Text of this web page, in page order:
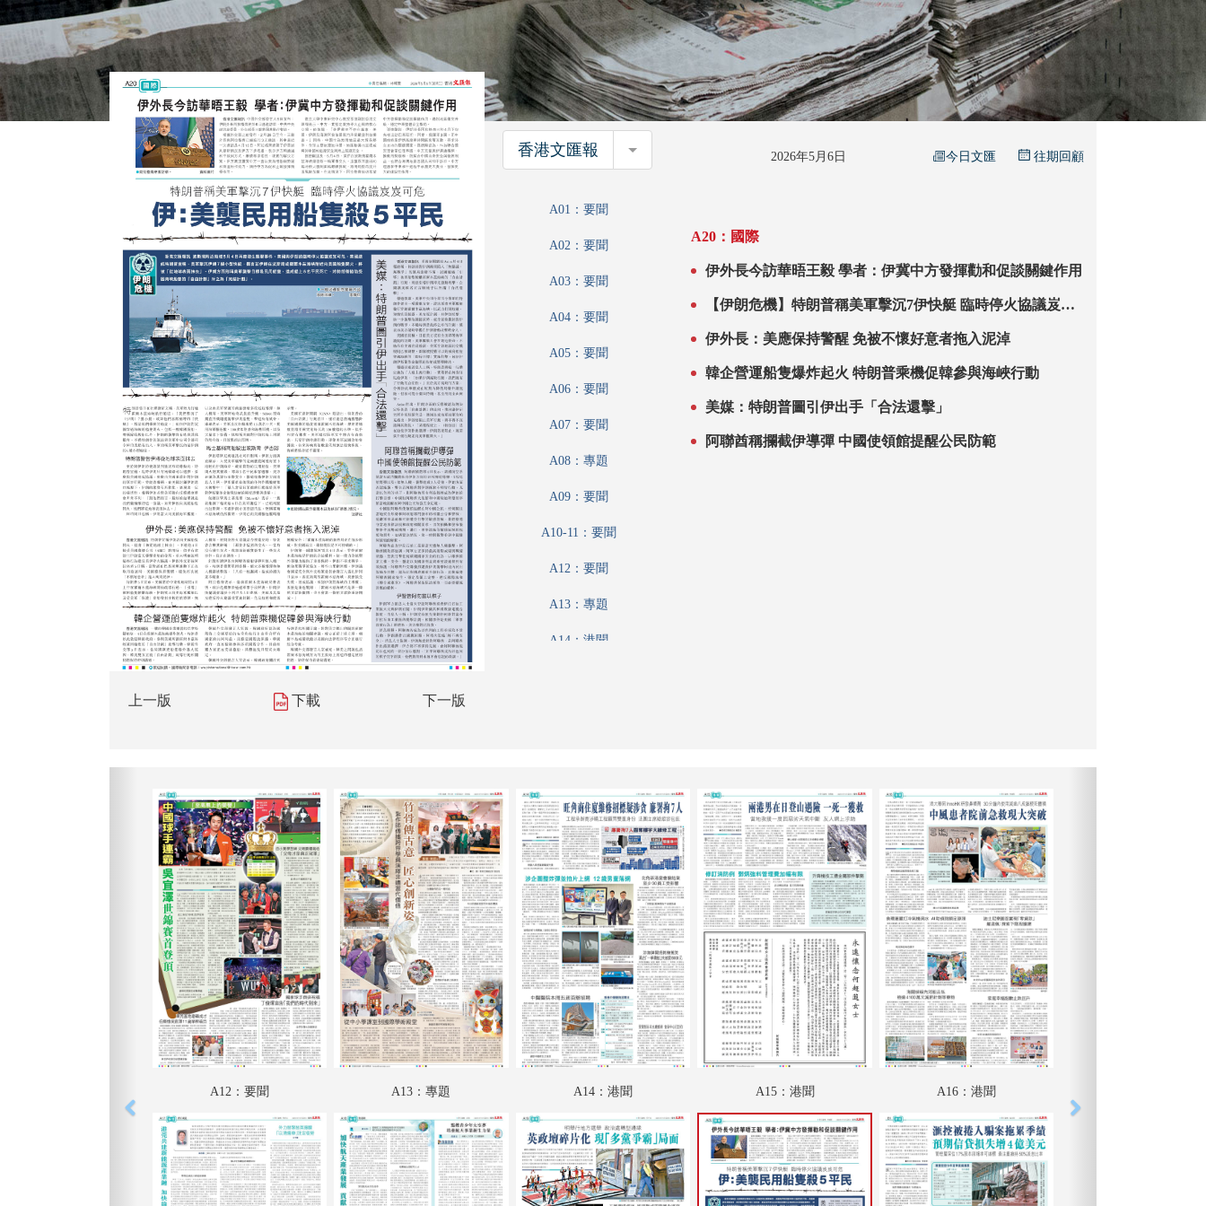
上一版 下載 下一版
香港文匯報 香港文匯報 2026年5月6日 今日文匯 往期回顧
A01：要聞
A02：要聞
A03：要聞
A04：要聞
A05：要聞
A06：要聞
A07：要聞
A08：專題
A09：要聞
A10-11：要聞
A12：要聞
A13：專題
A14：港聞
A19：國際
A20：國際
B01：財經
B02：科教啟智
B03：IT新世代
B04：愛漫遊
B05：采風
B06：娛樂
B08：體育
C01：文匯馬經
A20：國際
伊外長今訪華晤王毅 學者：伊冀中方發揮勸和促談關鍵作用
【伊朗危機】特朗普稱美軍擊沉7伊快艇 臨時停火協議岌岌
伊外長：美應保持警醒 免被不懷好意者拖入泥淖
韓企營運船隻爆炸起火 特朗普乘機促韓參與海峽行動
美媒：特朗普圖引伊出手「合法還擊」
阿聯酋稱攔截伊導彈 中國使領館提醒公民防範
A12：要聞 A13：專題 A14：港聞 A15：港聞 A16：港聞